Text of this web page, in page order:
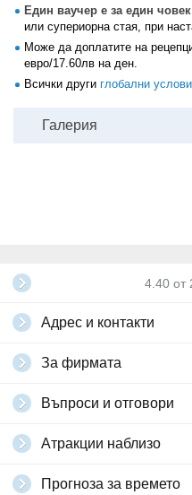
Един ваучер е за един човек
или супериорна стая, при
Може да доплатите на
евро/17.60лв на ден.
Всички други глобални
Галерия
4.40 от
Адрес и контакти
За фирмата
Въпроси и отговори
Атракции наблизо
Прогноза за времето